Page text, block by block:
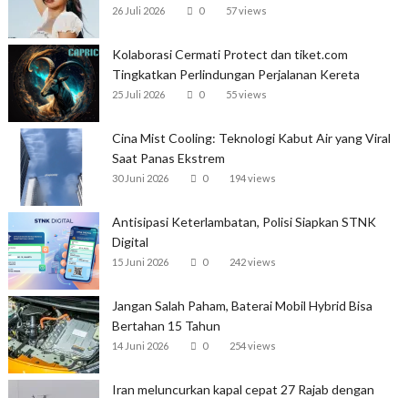
26 Juli 2026 0 57 views
Kolaborasi Cermati Protect dan tiket.com
Tingkatkan Perlindungan Perjalanan Kereta
25 Juli 2026 0 55 views
Cina Mist Cooling: Teknologi Kabut Air yang Viral
Saat Panas Ekstrem
30 Juni 2026 0 194 views
Antisipasi Keterlambatan, Polisi Siapkan STNK
Digital
15 Juni 2026 0 242 views
Jangan Salah Paham, Baterai Mobil Hybrid Bisa
Bertahan 15 Tahun
14 Juni 2026 0 254 views
Iran meluncurkan kapal cepat 27 Rajab dengan